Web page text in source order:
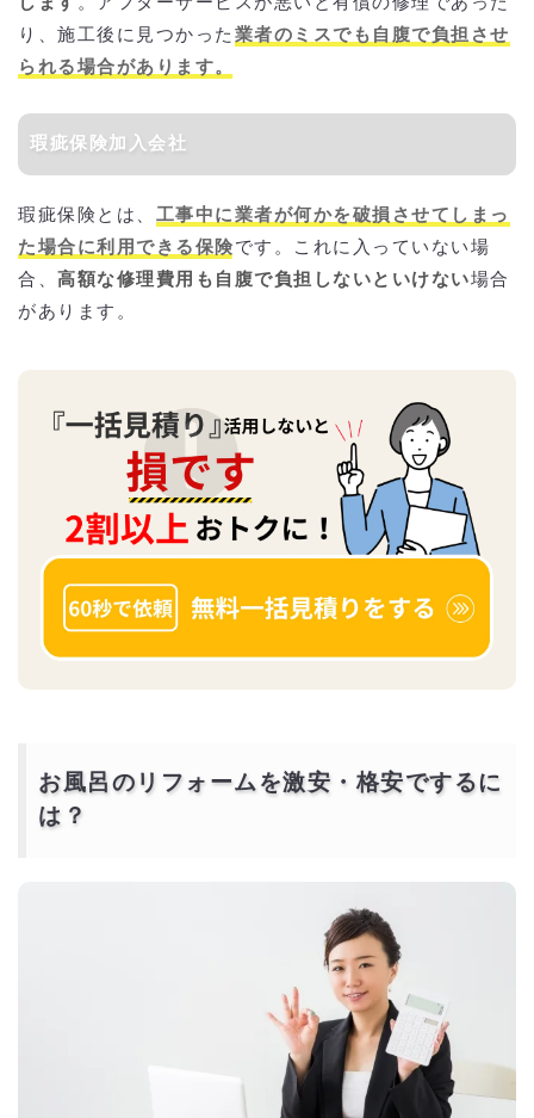
り、施工後に見つかった 業者のミスでも自腹で負担させ
られる場合があります。
瑕疵保険加入会社
瑕疵保険とは、 工事中に業者が何かを破損させてしまっ
た場合に利用できる保険 です。これに入っていない場
合、 高額な修理費用も自腹で負担しないといけない場合
があります。
お風呂のリフォームを激安・格安でするに
は？